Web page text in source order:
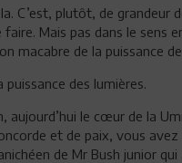
C’est, plutôt, de grandeur
Mais pas dans le sens
macabre de la puissance
des lumières.
aujourd’hui le cœur de la
et de paix, vous
de Mr Bush junior qui